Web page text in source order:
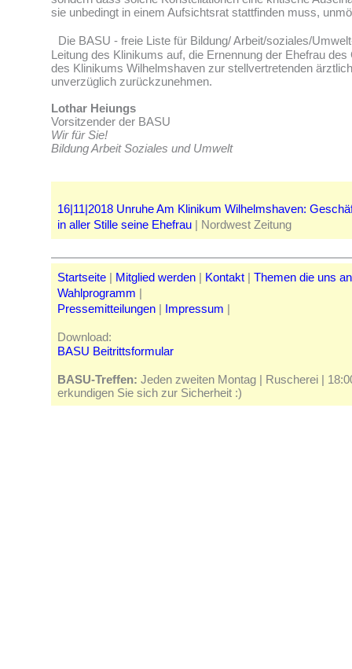
sie unbedingt in einem Aufsichtsrat stattfinden muss,
Die BASU - freie Liste für Bildung/ Arbeit/soziales/
Leitung des Klinikums auf, die Ernennung der Ehefrau
des Klinikums Wilhelmshaven zur stellvertretenden
unverzüglich zurückzunehmen.
Lothar Heiungs
Vorsitzender der BASU
Wir für Sie!
Bildung Arbeit Soziales und Umwelt
16|11|2018 Unruhe Am Klinikum Wilhelmshaven:
in aller Stille seine Ehefrau | Nordwest Zeitung
Startseite | Mitglied werden | Kontakt | Themen die uns
Wahlprogramm |
Pressemitteilungen | Impressum |
Download:
BASU Beitrittsformular
BASU-Treffen: Jeden zweiten Montag | Ruscherei |
erkundigen Sie sich zur Sicherheit :)